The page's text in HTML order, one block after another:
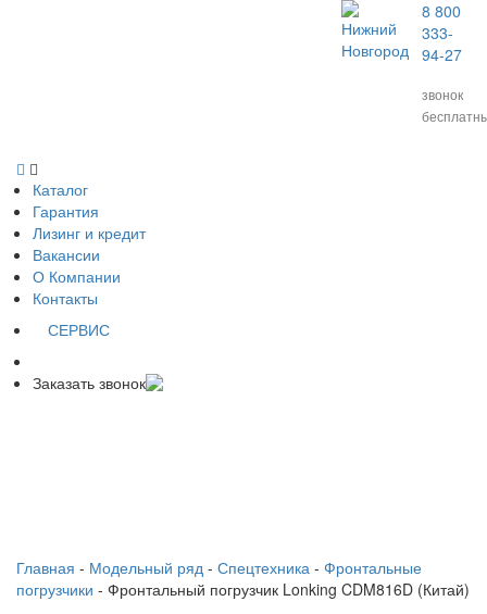
Нижний
Новгород
8 800
333-
94-27
звонок
Каталог
Гарантия
Лизинг и кредит
Вакансии
О Компании
Контакты
СЕРВИС
Заказать звонок
Главная - Модельный ряд - Спецтехника - Фронтальные
погрузчики - Фронтальный погрузчик Lonking CDM816D (Китай)